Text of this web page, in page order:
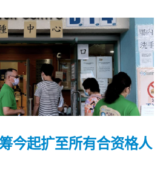
今起扩至所有合资格人